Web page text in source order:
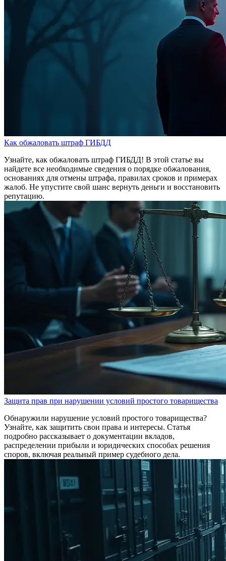
Как обжаловать штраф ГИБДД
Узнайте, как обжаловать штраф ГИБДД! В этой статье вы
найдете все необходимые сведения о порядке обжалования,
основаниях для отмены штрафа, правилах сроков и примерах
жалоб. Не упустите свой шанс вернуть деньги и восстановить
репутацию.
Защита прав при нарушении условий простого товарищества
Обнаружили нарушение условий простого товарищества?
Узнайте, как защитить свои права и интересы. Статья
подробно рассказывает о документации вкладов,
распределении прибыли и юридических способах решения
споров, включая реальный пример судебного дела.